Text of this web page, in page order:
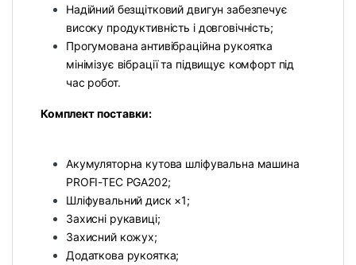
Надійний безщітковий двигун забезпечує
високу продуктивність і довговічність;
Прогумована антивібраційна рукоятка
мінімізує вібрації та підвищує комфорт під
час робот.
Комплект поставки:
Акумуляторна кутова шліфувальна машина
PROFI-TEC PGA202;
Шліфувальний диск ×1;
Захисні рукавиці;
Захисний кожух;
Додаткова рукоятка;